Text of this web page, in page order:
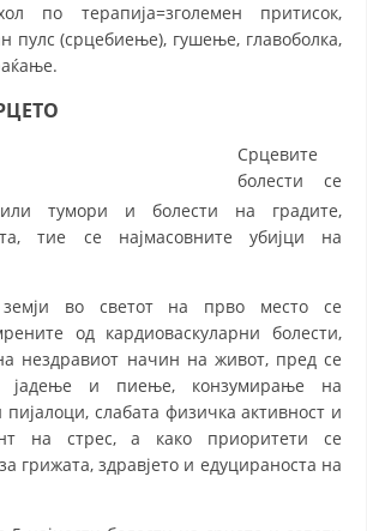
по терапија=зголемен притисок,
пулс (срцебиење), гушење, главоболка,
Срцевите
болести се
или тумори и болести на градите,
тие се најмасовните убијци на
во светот на прво место се
од кардиоваскуларни болести,
нездравиот начин на живот, пред се
јадење и пиење, конзумирање на
слабата физичка активност и
на стрес, а како приоритети се
грижата, здравјето и едуцираноста на